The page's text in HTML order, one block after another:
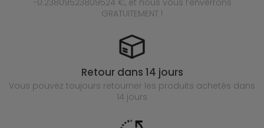
-0.23809523809524 €, et nous vous l’enverrons
GRATUITEMENT !
Retour dans 14 jours
Vous pouvez toujours retourner les produits achetés dans
14 jours